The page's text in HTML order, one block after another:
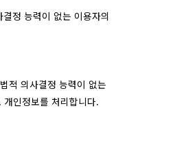
정 능력이 없는 이용자의
적 의사결정 능력이 없는
인정보를 처리합니다.